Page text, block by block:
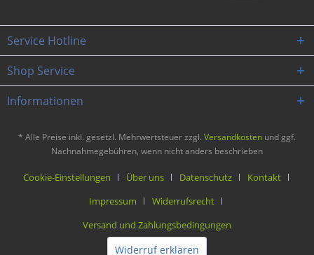
Service Hotline
Shop Service
Informationen
* Alle Preise inkl. gesetzl. Mehrwertsteuer zzgl. Versandkosten und ggf.
Nachnahmegebühren, wenn nicht anders beschrieben
Cookie-Einstellungen Über uns Datenschutz
Kontakt
Impressum
Widerrufsrecht
Versand und Zahlungsbedingungen
Widerruf erklären